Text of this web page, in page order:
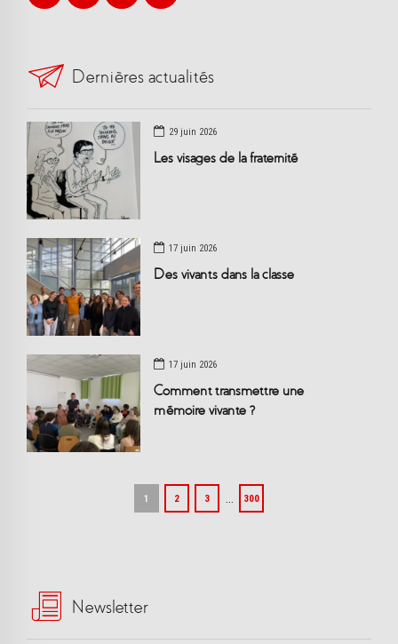
Dernières actualités
29 juin 2026
Les visages de la fraternité
17 juin 2026
Des vivants dans la classe
17 juin 2026
Comment transmettre une
mémoire vivante ?
1 2 3 300
Newsletter